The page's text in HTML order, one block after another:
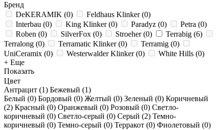
Бренд
DeKERAMIK (0) Feldhaus Klinker(0)
Interbau (0) King Klinker(0) Paradyz (0) Petra (0)
Roben (0) SilverFox (0) Stroeher(0) Terrabig (6)
Terralong (0) Terramatic Klinker(0) Terramig (0)
UniCeramix (0) Westerwalder Klinker(0) White Hills (0)
+ Еще
Показать
Цвет
Антрацит (1) Бежевый (1)
Белый (0) Бордовый (0) Желтый (0) Зеленый (0) Коричневый
(2) Красный (0) Оранжевый (0) Розовый (0) Светло-
коричневый (0) Светло-серый (0) Серый (2) Темно-
коричневый (0) Темно-серый (0) Терракот (0) Фиолетовый (0)